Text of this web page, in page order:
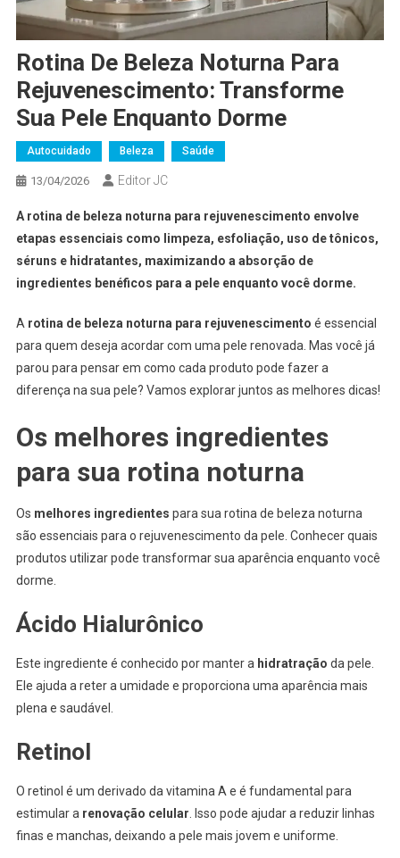
Rotina De Beleza Noturna Para
Rejuvenescimento: Transforme
Sua Pele Enquanto Dorme
Autocuidado Beleza Saúde
13/04/2026 Editor JC
A rotina de beleza noturna para rejuvenescimento envolve
etapas essenciais como limpeza, esfoliação, uso de tônicos,
séruns e hidratantes, maximizando a absorção de
ingredientes benéficos para a pele enquanto você dorme.
A rotina de beleza noturna para rejuvenescimento é essencial
para quem deseja acordar com uma pele renovada. Mas você já
parou para pensar em como cada produto pode fazer a
diferença na sua pele? Vamos explorar juntos as melhores dicas!
Os melhores ingredientes
para sua rotina noturna
Os melhores ingredientes para sua rotina de beleza noturna
são essenciais para o rejuvenescimento da pele. Conhecer quais
produtos utilizar pode transformar sua aparência enquanto você
dorme.
Ácido Hialurônico
Este ingrediente é conhecido por manter a hidratração da pele.
Ele ajuda a reter a umidade e proporciona uma aparência mais
plena e saudável.
Retinol
O retinol é um derivado da vitamina A e é fundamental para
estimular a renovação celular . Isso pode ajudar a reduzir linhas
finas e manchas, deixando a pele mais jovem e uniforme.